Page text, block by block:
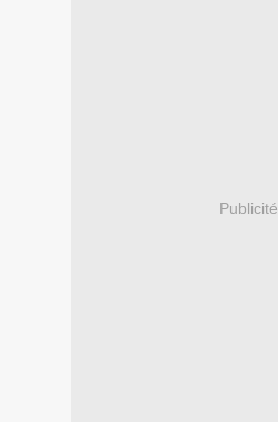
Publicité